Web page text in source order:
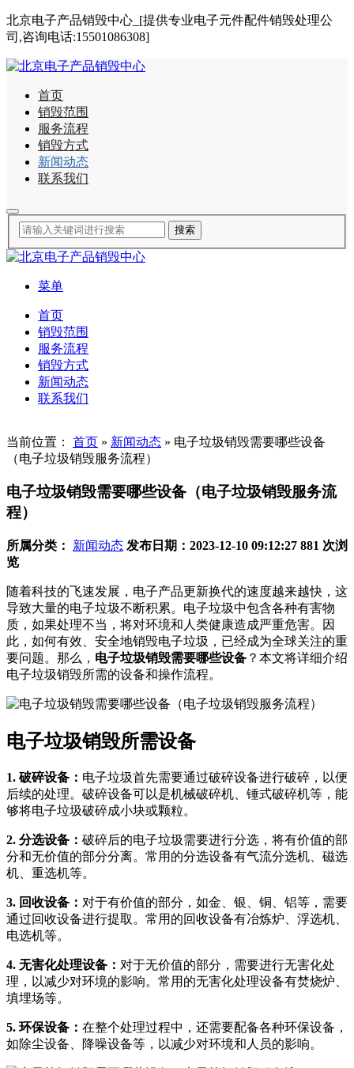
北京电子产品销毁中心_[提供专业电子元件配件销毁处理公
司,咨询电话:15501086308]
首页
销毁范围
服务流程
销毁方式
新闻动态
联系我们
菜单
首页
销毁范围
服务流程
销毁方式
新闻动态
联系我们
当前位置： 首页 » 新闻动态 » 电子垃圾销毁需要哪些设备
（电子垃圾销毁服务流程）
电子垃圾销毁需要哪些设备（电子垃圾销毁服务流
程）
所属分类： 新闻动态 发布日期：2023-12-10 09:12:27 881 次浏
览
随着科技的飞速发展，电子产品更新换代的速度越来越快，这
导致大量的电子垃圾不断积累。电子垃圾中包含各种有害物
质，如果处理不当，将对环境和人类健康造成严重危害。因
此，如何有效、安全地销毁电子垃圾，已经成为全球关注的重
要问题。那么， 电子垃圾销毁需要哪些设备 ？本文将详细介绍
电子垃圾销毁所需的设备和操作流程。
电子垃圾销毁所需设备
1. 破碎设备： 电子垃圾首先需要通过破碎设备进行破碎，以便
后续的处理。破碎设备可以是机械破碎机、锤式破碎机等，能
够将电子垃圾破碎成小块或颗粒。
2. 分选设备： 破碎后的电子垃圾需要进行分选，将有价值的部
分和无价值的部分分离。常用的分选设备有气流分选机、磁选
机、重选机等。
3. 回收设备： 对于有价值的部分，如金、银、铜、铝等，需要
通过回收设备进行提取。常用的回收设备有冶炼炉、浮选机、
电选机等。
4. 无害化处理设备： 对于无价值的部分，需要进行无害化处
理，以减少对环境的影响。常用的无害化处理设备有焚烧炉、
填埋场等。
5. 环保设备： 在整个处理过程中，还需要配备各种环保设备，
如除尘设备、降噪设备等，以减少对环境和人员的影响。